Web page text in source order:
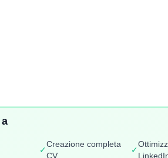
✓
Creazione completa
CV
✓